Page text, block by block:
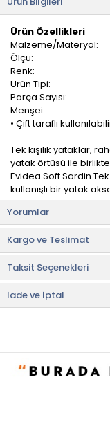
Ürün Özellikleri
Malzeme/Materyal:
Ölçü:
Renk:
Ürün Tipi:
Parça Sayısı:
Menşei:
• Çift taraflı
Tek kişilik yataklar,
yatak örtüsü ile
Evidea Soft Sardin
kullanışlı bir yatak
Yüksek kaliteli ve
dokusu ile temas
örtüsünün dikişleri de
yıllar boyunca
Kullanım ve Bakım
• 30 °C'de yıkanabilir.
• Kurutma
Bu fiyat
Evidea tarafından
Yorumlar
Kargo ve Teslimat
Taksit Seçenekleri
İade ve İptal